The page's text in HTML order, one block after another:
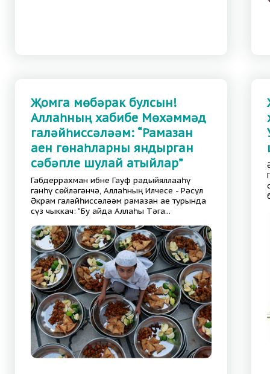
Җомга мөбәрак булсын!
Аллаһның хабибе Мөхәммәд
галәйһиссәләәм: “Рамазан
аен гөнаһларны яндырган
сәбәпле шулай атыйлар”
Габдеррахман ибне Гауф радыйяллааһү
ганһү сөйләгәнчә, Аллаһның Илчесе - Рәсүл
Әкрам галәйһиссәләәм рамазан ае турында
сүз чыккач: “Бу айда Аллаһы Тәга...